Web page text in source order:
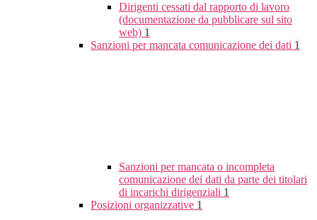
Dirigenti cessati dal rapporto di lavoro
(documentazione da pubblicare sul sito
web) 1
Sanzioni per mancata comunicazione dei dati 1
Sanzioni per mancata o incompleta
comunicazione dei dati da parte dei titolari
di incarichi dirigenziali 1
Posizioni organizzative 1